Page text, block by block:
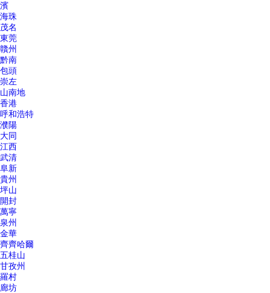
濱
海珠
茂名
東莞
贛州
黔南
包頭
崇左
山南地
香港
呼和浩特
濮陽
大同
江西
武清
阜新
貴州
坪山
開封
萬寧
泉州
金華
齊齊哈爾
五桂山
甘孜州
羅村
廊坊